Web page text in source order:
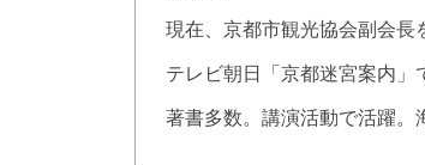
現在、京都市観光協会副会長
テレビ朝日「京都迷宮案内」
著書多数。講演活動で活躍。